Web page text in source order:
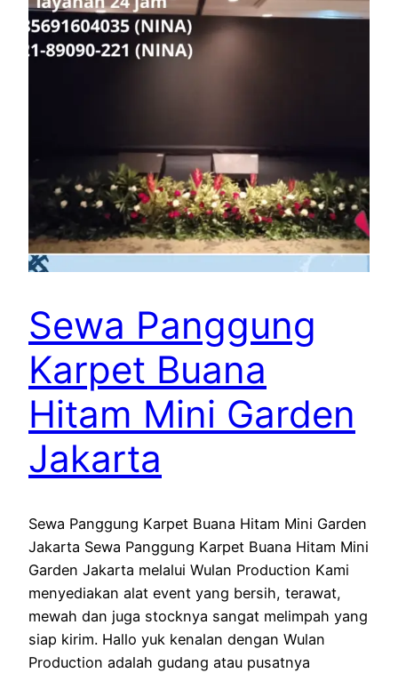
Sewa Panggung
Karpet Buana
Hitam Mini Garden
Jakarta
Sewa Panggung Karpet Buana Hitam Mini Garden
Jakarta Sewa Panggung Karpet Buana Hitam Mini
Garden Jakarta melalui Wulan Production Kami
menyediakan alat event yang bersih, terawat,
mewah dan juga stocknya sangat melimpah yang
siap kirim. Hallo yuk kenalan dengan Wulan
Production adalah gudang atau pusatnya